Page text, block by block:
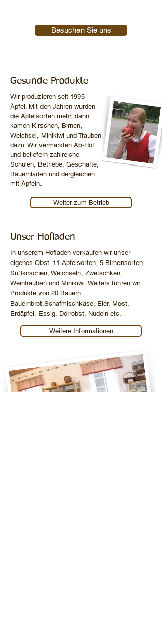
Besuchen Sie uns
Gesunde Produkte
Wir produzieren seit 1995
Äpfel. Mit den Jahren wurden
die Apfelsorten mehr, dann
kamen Kirschen, Birnen,
Weichsel, Minikiwi und Trauben
dazu. Wir vermarkten Ab-Hof
und beliefern zahlreiche
Schulen, Betriebe, Geschäfte,
Bauernläden und dergleichen
mit Äpfeln.
Weiter zum Betrieb
Unser Hofladen
In unserem Hofladen verkaufen wir unser
eigenes Obst. 11 Apfelsorten, 5 Birnensorten,
Süßkirschen, Weichseln, Zwetschken,
Weintrauben und Minikiwi. Weiters führen wir
Produkte von 20 Bauern:
Bauernbrot,Schafmischkäse, Eier, Most,
Erdäpfel, Essig, Dörrobst, Nudeln etc.
Weitere Informationen